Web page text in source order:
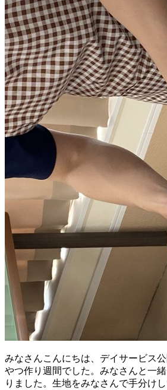
みなさんこんにちは、デイサービス
やつ作り週間でした。みなさんと一
りました。生地をみなさんで手分け